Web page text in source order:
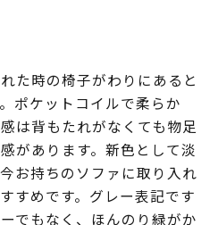
た時の椅子がわりにあると
ポケットコイルで柔らか
は背もたれがなくても物足
があります。新色として淡
お持ちのソファに取り入れ
すめです。グレー表記です
でもなく、ほんのり緑がか